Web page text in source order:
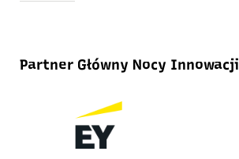
Partner Główny Nocy Innowacji